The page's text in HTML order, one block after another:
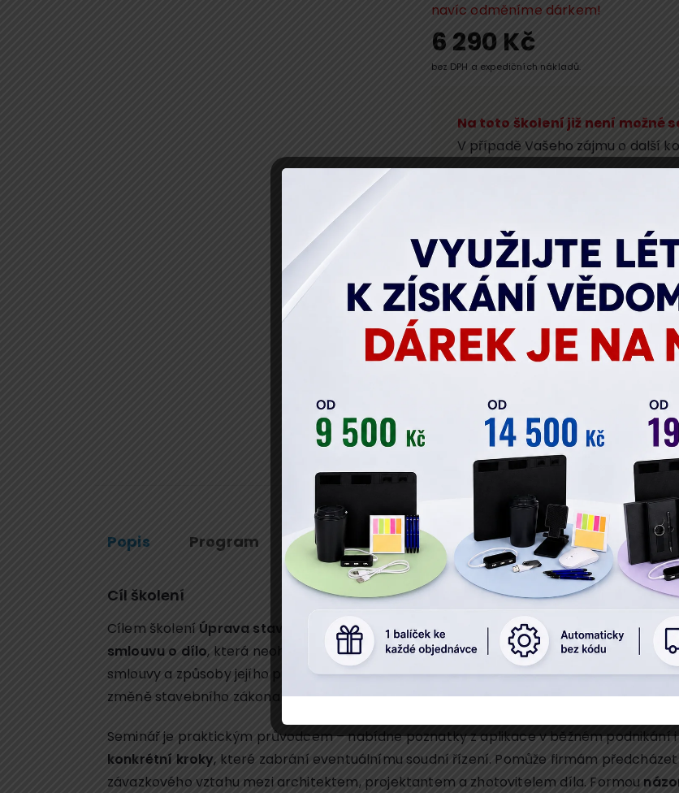
navíc odměníme dárkem!
6 290 Kč
bez DPH a expedičních nákladů.
Na toto školení již není možné
V případě Vašeho zájmu o další
E-mail
Vaše osobní údaje zpracováváme v
Popis Program Přednáší Místo konání
Cíl školení
Cílem školení Úprava stavebních smluv podle nového stavebního zákonaje
smlouvu o dílo, která neohrozí žádnou ze zúčastněných stran. Na školení se účastníci
smlouvy a způsoby jejího právního nastavení a řešení pozměně stavebního zákona.
změně stavebního zákona a jaký vliv má občanské právo a veřejné stavební právo na
Seminář je praktickým průvodcem – nabídne poznatky z aplikace v běžném podnikání
konkrétní kroky, které zabrání eventuálnímu soudní řízení. Pomůže firmám
závazkového vztahu mezi architektem, projektantem a zhotovitelem díla. Formou